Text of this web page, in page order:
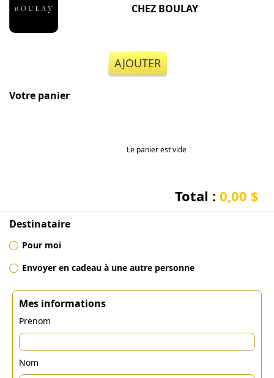
CHEZ BOULAY
AJOUTER
Votre panier
Le panier est vide
Total : 0,00 $
Destinataire
Pour moi
Envoyer en cadeau à une autre personne
Mes informations
Prenom
Nom